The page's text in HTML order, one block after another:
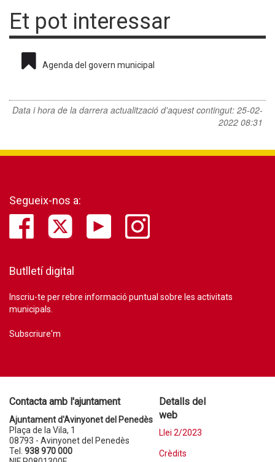
Et pot interessar
Agenda del govern municipal
Data i hora de la darrera actualització d'aquest contingut: 25-02-
2022 08:31
Segueix-nos a:
Butlletí digital
Inscriu-te per rebre informació puntual sobre les activitats
municipals.
Subscriure'm
Contacta amb l'ajuntament
Ajuntament d'Avinyonet del Penedès
Plaça de la Vila, 1
08793 - Avinyonet del Penedès
Tel. 938 970 000
Detalls del
web
Llei 2/2023
Crèdits